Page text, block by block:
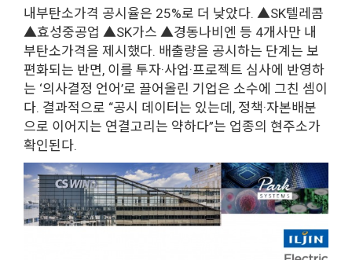
내부탄소가격 공시율은 25%로 더 낮았다. ▲SK텔레콤
▲효성중공업 ▲SK가스 ▲경동나비엔 등 4개사만 내
부탄소가격을 제시했다. 배출량을 공시하는 단계는 보
편화되는 반면, 이를 투자·사업·프로젝트 심사에 반영하
는 ‘의사결정 언어’로 끌어올린 기업은 소수에 그친 셈이
다. 결과적으로 “공시 데이터는 있는데, 정책·자본배분
으로 이어지는 연결고리는 약하다”는 업종의 현주소가
확인된다.